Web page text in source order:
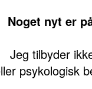
Noget nyt er
Jeg tilbyder
psykologisk